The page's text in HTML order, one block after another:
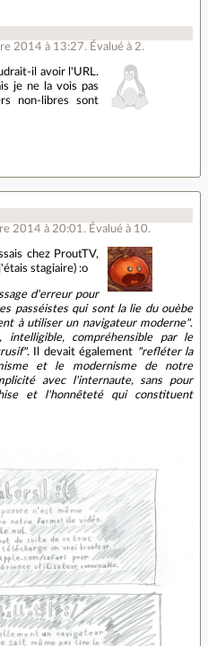
2014 à 13:27. Évalué à 2.
il avoir l'URL.
je ne la vois pas
non-libres sont
2014 à 20:01 . Évalué à 10.
chez ProutTV,
stagiaire) :o
d'erreur pour
passéistes qui sont la lie du ouèbe
à utiliser un navigateur moderne".
intelligible, compréhensible par le
. Il devait également "refléter la
et le modernisme de notre
avec l'internaute, sans pour
et l'honnêteté qui constituent